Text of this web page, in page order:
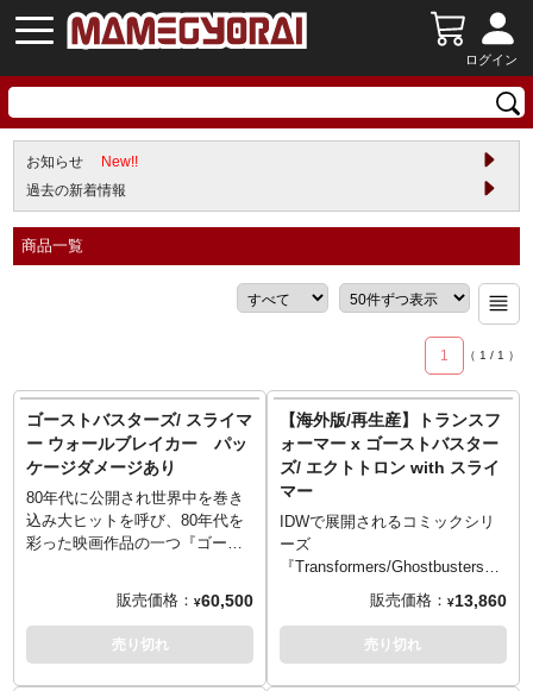
ログイン
お知らせ
New!!
過去の新着情報
商品一覧
1 （ 1 / 1 ）
ゴーストバスターズ/ スライマ
ー ウォールブレイカー パッ
ケージダメージあり
80年代に公開され世界中を巻き
込み大ヒットを呼び、80年代を
彩った映画作品の一つ『ゴース
リーズに欠かせないゴースト、
スライマーが壁からヌッと現れ
る！？全高約73cmにも及ぶウォ
ールディスプレイ＝ウォールブ
販売価格： ¥60,500
売り切れ
【海外版/再生産】トランスフ
ォーマー x ゴーストバスター
ズ/ エクトトロン with スライ
マー
IDWで展開されるコミックシリ
ーズ
『Transformers/Ghostbusters』。
過去、お互いの作品が生誕35周
年を迎えた際にフィギュア化さ
れた、コミックでも登場するゴ
ーストバスターズの愛車
販売価格： ¥13,860
売り切れ